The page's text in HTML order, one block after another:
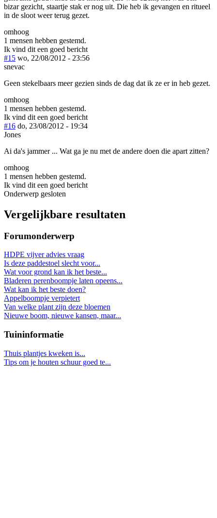
bizar gezicht, staartje stak er nog uit. Die heb ik gevangen en ritueel
in de sloot weer terug gezet.
omhoog
1 mensen hebben gestemd.
Ik vind dit een goed bericht
#15 wo, 22/08/2012 - 23:56
snevac
Geen stekelbaars meer gezien sinds de dag dat ik ze er in heb gezet.
omhoog
1 mensen hebben gestemd.
Ik vind dit een goed bericht
#16 do, 23/08/2012 - 19:34
Jones
Ai da's jammer ... Wat ga je nu met de andere doen die apart zitten?
omhoog
1 mensen hebben gestemd.
Ik vind dit een goed bericht
Onderwerp gesloten
Vergelijkbare resultaten
Forumonderwerp
HDPE vijver advies vraag
Is deze paddestoel slecht voor...
Wat voor grond kan ik het beste...
Bladeren perenboompje laten opeens...
Wat kan ik het beste doen?
Appelboompje verpietert
Van welke plant zijn deze bloemen
Nieuwe boom, nieuwe kansen, maar...
Tuininformatie
Thuis plantjes kweken is...
Tips om je houten schuur goed te...